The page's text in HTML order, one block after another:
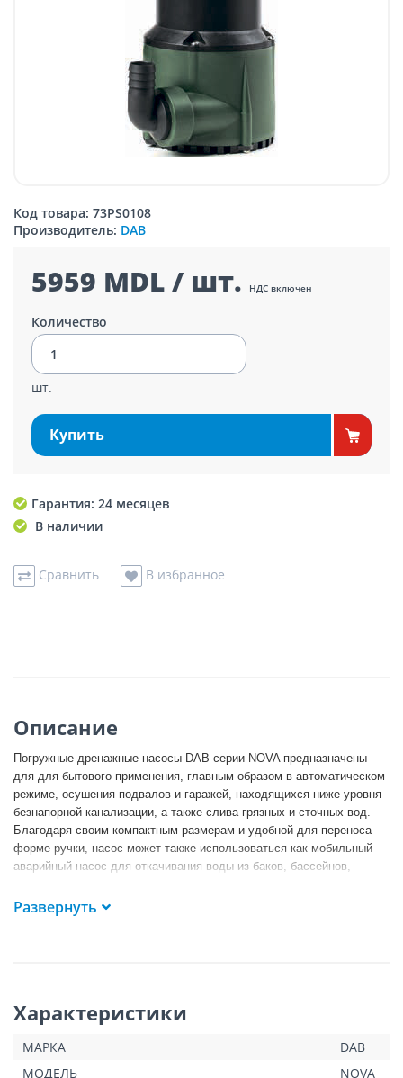
Код товара: 73PS0108
Производитель: DAB
5959 MDL / шт. НДС включен
Количество
шт.
Купить
Гарантия: 24 месяцев
В наличии
Сравнить В избранное
Описание
Погружные дренажные насосы DAB серии NOVA предназначены
для для бытового применения, главным образом в автоматическом
режиме, осушения подвалов и гаражей, находящихся ниже уровня
безнапорной канализации, а также слива грязных и сточных вод.
Благодаря своим компактным размерам и удобной для переноса
форме ручки, насос может также использоваться как мобильный
аварийный насос для откачивания воды из баков, бассейнов,
идеальным вариантом для садовых работ. Однофазные двигатели
имеют встроенный тепловой выключатель и конденсатор под
Развернуть
Характеристики
МАРКА
DAB
МОДЕЛЬ
NOVA